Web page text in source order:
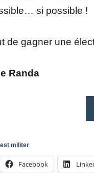
si possible !
de gagner une
Randa
militer
Facebook